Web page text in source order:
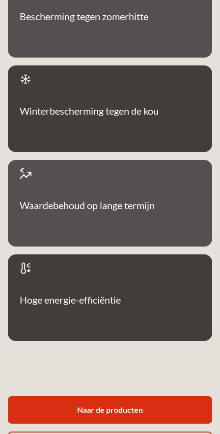
Bescherming tegen zomerhitte
Winterbescherming tegen de kou
Waardebehoud op lange termijn
Hoge energie-efficiëntie
Naar de producten